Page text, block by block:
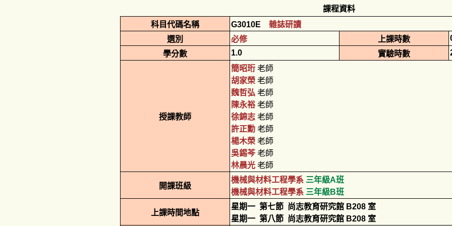
課程資料
科目代碼名稱
G3010E
雜誌研讀
選別
必修 上課時數
學分數
1.0 實驗時數
授課教師
簡昭珩 老師
胡家榮 老師
魏哲弘 老師
陳永裕 老師
徐錦志 老師
許正勳 老師
楊木榮 老師
吳錫芩老師
林晨光 老師
開課班級
機械與材料工程學系 三年級A班
機械與材料工程學系 三年級B班
上課時間地點
星期一 第七節 尚志教育研究館 B208 室
星期一 第八節 尚志教育研究館 B208 室